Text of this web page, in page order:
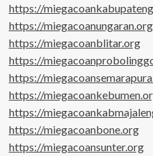
https://
https://miegacoanungaran.org
https://miegacoanblitar.org
https://
https://
https://
https://
https://miegacoanbone.org
https://miegacoansunter.org